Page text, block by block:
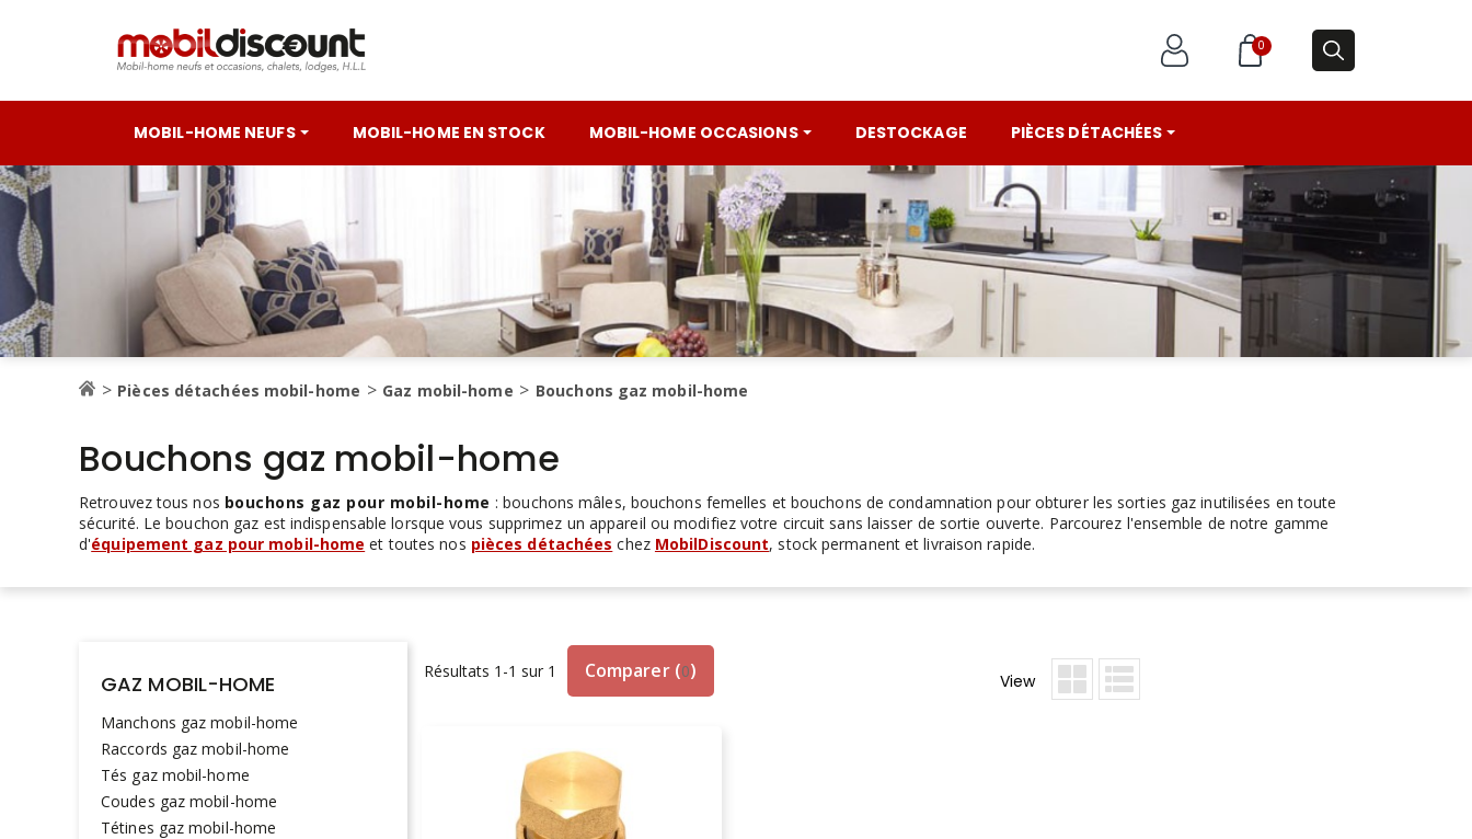
0
MOBIL-HOME NEUFS MOBIL-HOME EN STOCK MOBIL-HOME OCCASIONS DESTOCKAGE PIÈCES DÉTACHÉES
Pièces détachées mobil-home Gaz mobil-home Bouchons gaz mobil-home
Bouchons gaz mobil-home
Retrouvez tous nos bouchons gaz pour mobil-home : bouchons mâles, bouchons femelles et bouchons de condamnation pour obturer les sorties gaz inutilisées en toute
sécurité. Le bouchon gaz est indispensable lorsque vous supprimez un appareil ou modifiez votre circuit sans laisser de sortie ouverte. Parcourez l'ensemble de notre gamme
d'équipement gaz pour mobil-home et toutes nos pièces détachées chez MobilDiscount, stock permanent et livraison rapide.
GAZ MOBIL-HOME
Manchons gaz mobil-home
Raccords gaz mobil-home
Tés gaz mobil-home
Coudes gaz mobil-home
Tétines gaz mobil-home
Résultats 1-1 sur 1 Comparer(0) View